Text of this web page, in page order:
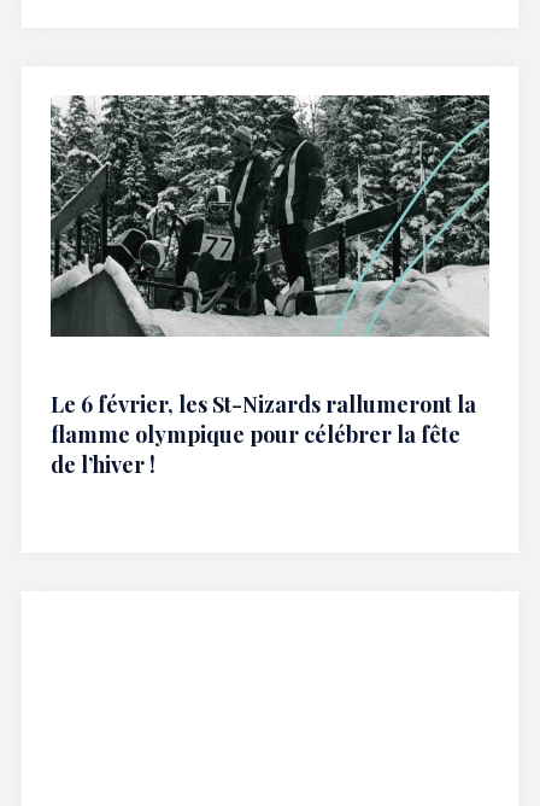
Le 6 février, les St-Nizards rallumeront la
flamme olympique pour célébrer la fête
de l’hiver !